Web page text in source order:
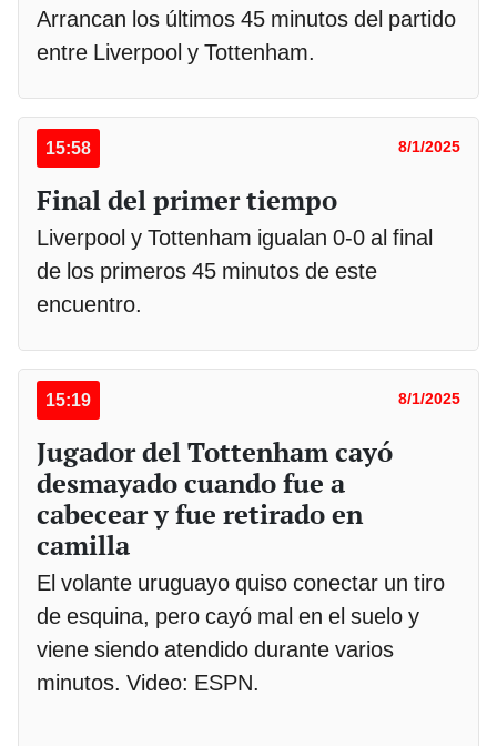
Arrancan los últimos 45 minutos del partido
entre Liverpool y Tottenham.
15:58 8/1/2025
Final del primer tiempo
Liverpool y Tottenham igualan 0-0 al final
de los primeros 45 minutos de este
encuentro.
15:19 8/1/2025
Jugador del Tottenham cayó
desmayado cuando fue a
cabecear y fue retirado en
camilla
El volante uruguayo quiso conectar un tiro
de esquina, pero cayó mal en el suelo y
viene siendo atendido durante varios
minutos. Video: ESPN.